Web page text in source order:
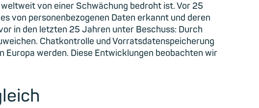
von einer Schwächung bedroht ist. Vor 25
von personenbezogenen Daten erkannt und deren
in den letzten 25 Jahren unter Beschuss: Durch
Chatkontrolle und Vorratsdatenspeicherung
werden. Diese Entwicklungen beobachten wir